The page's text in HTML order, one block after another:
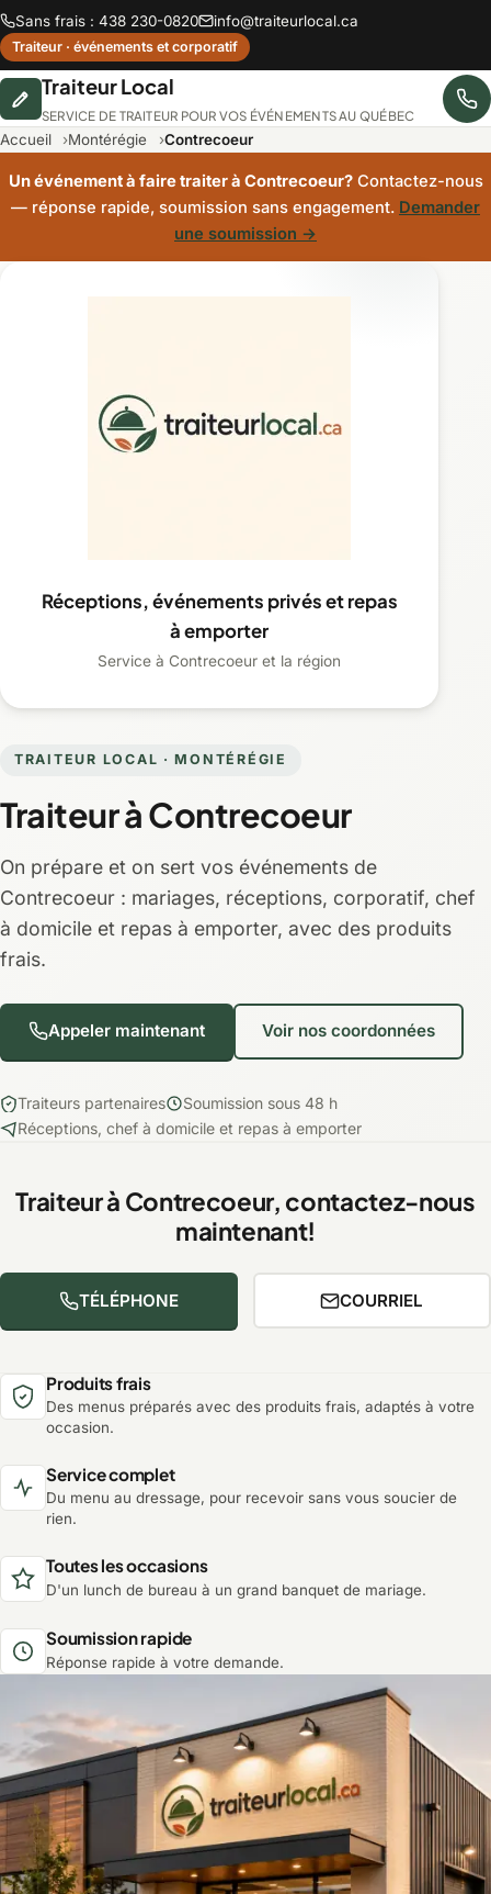
Sans frais : 438 230-0820 info@traiteurlocal.ca
Traiteur · événements et corporatif
Traiteur Local
SERVICE DE TRAITEUR POUR VOS ÉVÉNEMENTS AU QUÉBEC
Accueil Montérégie Contrecoeur
Un événement à faire traiter à Contrecoeur?Contactez-nous
— réponse rapide, soumission sans engagement. Demander
une soumission →
TRAITEUR LOCAL · MONTÉRÉGIE
Traiteur à Contrecoeur
On prépare et on sert vos événements de
Contrecoeur : mariages, réceptions, corporatif, chef
à domicile et repas à emporter, avec des produits
frais.
Appeler maintenant Voir nos coordonnées
Traiteurs partenaires
Soumission sous 48 h
Réceptions, chef à domicile et repas à emporter
Réceptions, événements privés et repas
à emporter
Service à Contrecoeur et la région
Traiteur à Contrecoeur, contactez-nous
maintenant!
TÉLÉPHONE COURRIEL
Produits frais
Des menus préparés avec des produits frais, adaptés à votre
occasion.
Service complet
Du menu au dressage, pour recevoir sans vous soucier de
rien.
Toutes les occasions
D'un lunch de bureau à un grand banquet de mariage.
Soumission rapide
Réponse rapide à votre demande.